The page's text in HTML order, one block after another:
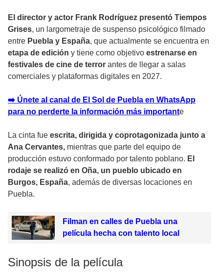
El director y actor Frank Rodríguez presentó Tiempos
Grises, un largometraje de suspenso psicológico filmado
entre Puebla y España, que actualmente se encuentra en
etapa de edición y tiene como objetivo estrenarse en
festivales de cine de terror antes de llegar a salas
comerciales y plataformas digitales en 2027.
➡️ Únete al canal de El Sol de Puebla en WhatsApp
para no perderte la información más importante
La cinta fue escrita, dirigida y coprotagonizada junto a
Ana Cervantes, mientras que parte del equipo de
producción estuvo conformado por talento poblano. El
rodaje se realizó en Oña, un pueblo ubicado en
Burgos, España, además de diversas locaciones en
Puebla.
Filman en calles de Puebla una
película hecha con talento local
Sinopsis de la película